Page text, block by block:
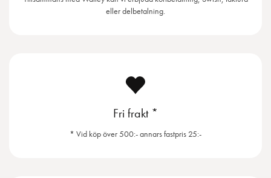
eller delbetalning.
Fri frakt *
* Vid köp över 500:- annars fastpris 25:-